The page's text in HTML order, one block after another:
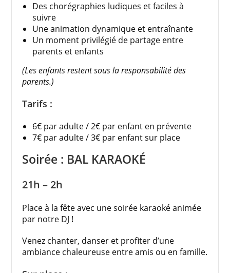
Des chorégraphies ludiques et faciles à
suivre
Une animation dynamique et entraînante
Un moment privilégié de partage entre
parents et enfants
(Les enfants restent sous la responsabilité des
parents.)
Tarifs :
6€ par adulte / 2€ par enfant en prévente
7€ par adulte / 3€ par enfant sur place
Soirée : BAL KARAOKÉ
21h – 2h
Place à la fête avec une soirée karaoké animée
par notre DJ !
Venez chanter, danser et profiter d’une
ambiance chaleureuse entre amis ou en famille.